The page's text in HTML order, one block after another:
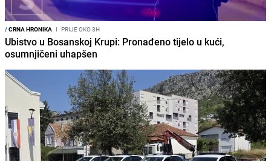
/CRNA HRONIKA I PRIJE OKO 3H
Ubistvo u Bosanskoj Krupi: Pronađeno tijelo u kući,
osumnjičeni uhapšen